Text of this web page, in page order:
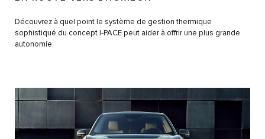
Découvrez à quel point le système de gestion thermique
sophistiqué du concept I‑PACE peut aider à offrir une plus grande
autonomie.